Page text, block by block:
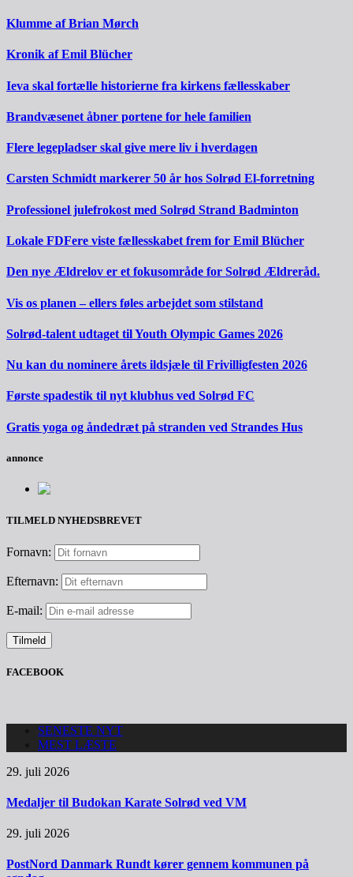
Klumme af Brian Mørch
Kronik af Emil Blücher
Ieva skal fortælle historierne fra kirkens fællesskaber
Brandvæsenet åbner portene for hele familien
Flere legepladser skal give mere liv i hverdagen
Carsten Schmidt markerer 50 år hos Solrød El-forretning
Professionel julefrokost med Solrød Strand Badminton
Lokale FDFere viste fællesskabet frem for Emil Blücher
Den nye Ældrelov er et fokusområde for Solrød Ældreråd.
Vis os planen – ellers føles arbejdet som stilstand
Solrød-talent udtaget til Youth Olympic Games 2026
Nu kan du nominere årets ildsjæle til Frivilligfesten 2026
Første spadestik til nyt klubhus ved Solrød FC
Gratis yoga og åndedræt på stranden ved Strandes Hus
annonce
TILMELD NYHEDSBREVET
Fornavn:
Efternavn:
E-mail:
FACEBOOK
SENESTE NYT
MEST LÆSTE
29. juli 2026
Medaljer til Budokan Karate Solrød ved VM
29. juli 2026
PostNord Danmark Rundt kører gennem kommunen på